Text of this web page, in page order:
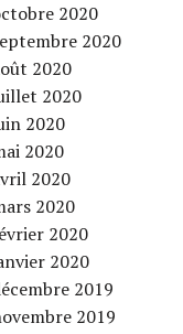
2020
2020
2020
2020
2020
2020
2020
2020
2020
2020
2019
2019